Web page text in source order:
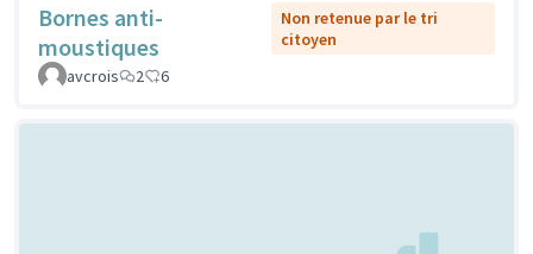
Bornes anti-
moustiques
Non retenue par le tri
citoyen
avcrois
2 6